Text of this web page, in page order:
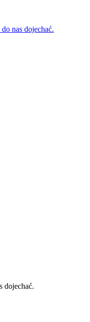
nas dojechać.
dojechać.